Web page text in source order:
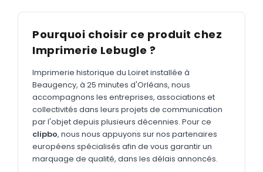
Catalogue complet
Sacs & voyages
Verres & déjeuner
Technologie
Vêtements
Pourquoi choisir ce produit chez
Imprimerie Lebugle ?
Imprimerie historique du Loiret installée à
Beaugency, à 25 minutes d'Orléans, nous
accompagnons les entreprises, associations et
collectivités dans leurs projets de communication
par l'objet depuis plusieurs décennies. Pour ce
clipbo, nous nous appuyons sur nos partenaires
européens spécialisés afin de vous garantir un
marquage de qualité, dans les délais annoncés.